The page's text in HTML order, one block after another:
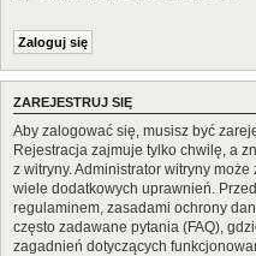
ZAREJESTRUJ SIĘ
Aby zalogować się, musisz być
Rejestracja zajmuje tylko chwilę, a
z witryny. Administrator witryny
wiele dodatkowych uprawnień.
regulaminem, zasadami ochrony
często zadawane pytania (FAQ),
zagadnień dotyczących